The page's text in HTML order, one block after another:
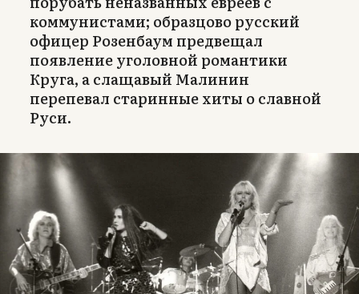
коммунистами; образцово русский
офицер Розенбаум предвещал
появление уголовной романтики
Круга, а слащавый Малинин
перепевал старинные хиты о славной
Руси.